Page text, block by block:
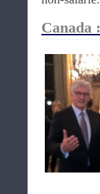
Canada